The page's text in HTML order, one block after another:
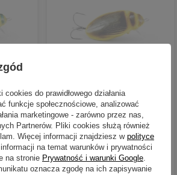
punktów
Wobler Imago Lures Pływak
żółtobrzeżek 3,7cm -
pływający - BN
38,90 zł
Kup za: 1283.70PKTpunktów
do prawidłowego działania
funkcje społecznościowe, analizować
marketingowe - zarówno przez nas,
Partnerów. Pliki cookies służą również
Więcej informacji znajdziesz w polityce
informacji na temat warunków i prywatności
na stronie Prywatność i warunki Google
oznacza zgodę na ich zapisywanie